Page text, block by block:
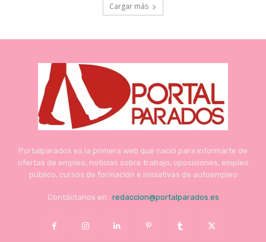
Cargar más
Portalparados es la primera web que nació para informarte de
ofertas de empleo, noticias sobre trabajo, oposiciones, empleo
público, cursos de formación e iniciativas de autoempleo
Contáctanos en : redaccion@portalparados.es